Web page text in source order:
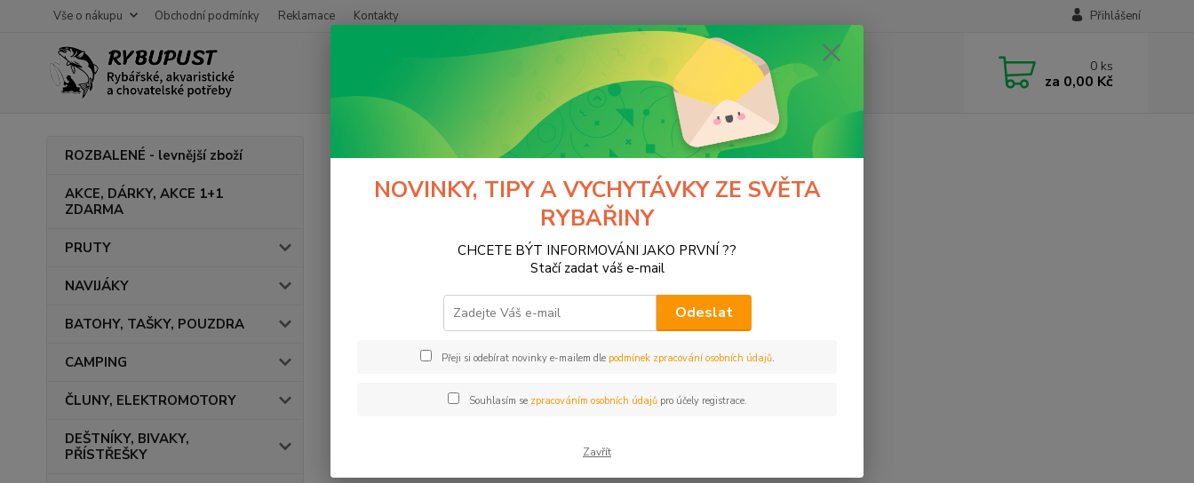
Vše o nákupu Obchodní podmínky Reklamace Kontakty Přihlášení
0 ks
za 0,00 Kč
ROZBALENÉ - levnější zboží
AKCE, DÁRKY, AKCE 1+1
ZDARMA
PRUTY
NAVIJÁKY
BATOHY, TAŠKY, POUZDRA
CAMPING
ČLUNY, ELEKTROMOTORY
DEŠTNÍKY, BIVAKY,
PŘÍSTŘEŠKY
krmení, boilies, nástrahy boilies
boilies
NOVINKY, TIPY A VYCHYTÁVKY ZE SVĚTA
RYBAŘINY
CHCETE BÝT INFORMOVÁNI JAKO PRVNÍ ??
Stačí zadat váš e-mail
Odeslat
Přeji si odebírat novinky e-mailem dle podmínek zpracování osobních údajů.
Souhlasím se zpracováním osobních údajůpro účely registrace.
Zavřít